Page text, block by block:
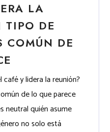
LA
TIPO DE
COMÚN DE
y lidera la reunión?
de lo que parece
neutral quién asume
no solo está